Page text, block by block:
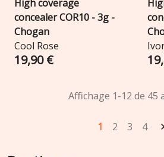
High coverage
concealer COR10 - 3g -
Chogan
Cool Rose
19,90 €
Affichage 1-12 de 45
1 2 3 4 